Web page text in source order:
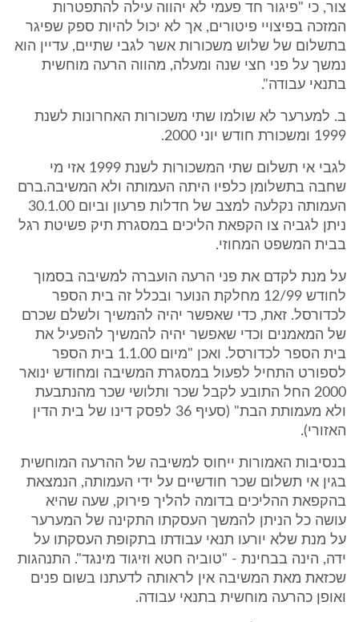
צור, כי "פיגור חד פעמי לא יהווה עילה להתפטרות
המזכה בפיצויי פיטורים, אך לא יכול להיות ספק שפיגר
בתשלום של שלוש משכורות אשר לגבי שתיים, עדיין הוא
נמשך על פני חצי שנה ומעלה, מהווה הרעה מוחשית
בתנאי עבודה".
ב. למערער לא שולמו שתי משכורות האחרונות לשנת
1999 ומשכורת חודש יוני 2000.
לגבי אי תשלום שתי המשכורות לשנת 1999 אזי מי
שחבה בתשלומן כלפיו היתה העמותה ולא המשיבה.ברם
העמותה נקלעה למצב של חדלות פרעון וביום 30.1.00
ניתן לגביה צו הקפאת הליכים במסגרת תיק פשיטת רגל
בבית המשפט המחוזי.
על מנת לקדם את פני הרעה הועברה למשיבה בסמוך
לחודש 12/99 מחלקת הנוער ובכלל זה בית הספר
לכדורסל. זאת, כדי שאפשר יהיה להמשיך ולשלם שכרם
של המאמנים וכדי שאפשר יהיה להמשיך להפעיל את
בית הספר לכדורסל. ואכן "מיום 1.1.00 בית הספר
לספורט התחיל לפעול במסגרת המשיבה ומחודש ינואר
2000 החל התובע לקבל שכר ותלושי שכר מהנתבעת
ולא מעמותת הבת" (סעיף 36 לפסק דינו של בית הדין
האזורי).
בנסיבות האמורות ייחוס למשיבה של ההרעה המוחשית
בגין אי תשלום שכר חודשיים על ידי העמותה, הנמצאת
בהקפאת ההליכים בדומה להליך פירוק, שעה שהיא
עושה כל הניתן להמשך העסקתו התקינה של המערער
על מנת שלא יורעו תנאי עבודתו בתקופת העסקתו על
ידה, הינה בבחינת - "טוביה חטא וזיגוד מינגד". התנהגות
שכזאת מאת המשיבה אין לראותה לדעתנו בשום פנים
ואופן כהרעה מוחשית בתנאי עבודה.